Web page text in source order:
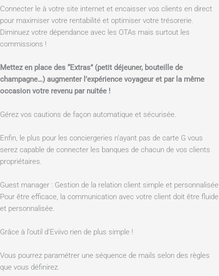
Connecter le à votre site internet et encaisser vos clients en direct
pour maximiser votre rentabilité et optimiser votre trésorerie.
Diminuez votre dépendance avec les OTAs mais surtout les
commissions !
Mettez en place des “Extras” (petit déjeuner, bouteille de
champagne…) augmenter l’expérience voyageur et par la même
occasion votre revenu par nuitée !
Gérez vos cautions de façon automatique et sécurisée.
Enfin, le plus pour les conciergeries n’ayant pas de carte G vous
serez capable de connecter les banques de chacun de vos clients
propriétaires.
Guest manager : Gestion de la relation client simple et personnalisée
Pour être efficace, la communication avec votre client doit être fluide
et personnalisée.
Grâce à l’outil d’Eviivo rien de plus simple !
Vous pourrez paramétrer une séquence de mails selon des règles
que vous définirez.